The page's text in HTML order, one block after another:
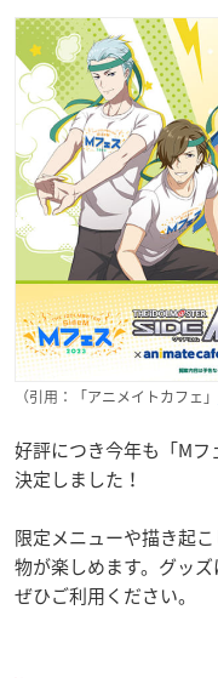
（引用：「アニメイトカフェ」
好評につき今年も「M
決定しました！
限定メニューや描き起
物が楽しめます。グッズ
ぜひご利用ください。